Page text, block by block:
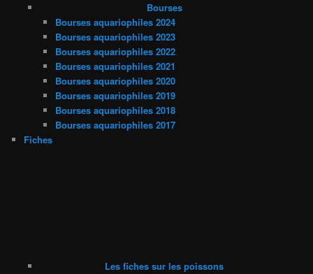
Bourses
Bourses aquariophiles 2024
Bourses aquariophiles 2023
Bourses aquariophiles 2022
Bourses aquariophiles 2021
Bourses aquariophiles 2020
Bourses aquariophiles 2019
Bourses aquariophiles 2018
Bourses aquariophiles 2017
Fiches
Les fiches sur les poissons